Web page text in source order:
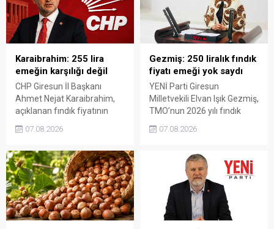
Karaibrahim: 255 lira
emeğin karşılığı değil
CHP Giresun İl Başkanı
Ahmet Nejat Karaibrahim,
açıklanan fındık fiyatının
karşısında yetersiz kaldığını
emeğinin korunmasını
istedi. Karaibrahim,
sürdürülebilir üretim için
fiyat politikasının yeniden
değerlendirilmesi gerektiğini
söyledi.
07.08.2026
Gezmiş: 250 liralık fındık
fiyatı emeği yok saydı
YENİ Parti Giresun
Milletvekili Elvan Işık Gezmiş,
TMO’nun 2026 yılı fındık
Açıklanan rakamın üreticinin
karşılamadığını belirten
Gezmiş, “Üreticiyi yok
sayanı, günü geldiğinde
üretici de yok sayacaktır”
dedi.
07.08.2026